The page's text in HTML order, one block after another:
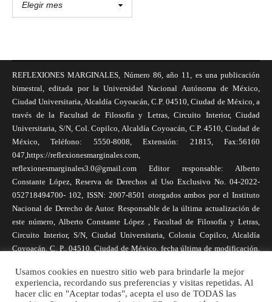
REFLEXIONES MARGINALES, Número 86, año 11, es una publicación
bimestral, editada por la Universidad Nacional Autónoma de México,
Ciudad Universitaria, Alcaldía Coyoacán, C.P. 04510, Ciudad de México, a
través de la Facultad de Filosofía y Letras, Circuito Interior, Ciudad
Universitaria, S/N, Col. Copilco, Alcaldía Coyoacán, C.P. 4510, Ciudad de
México, Teléfono: 5550-8008, Extensión: 21815, Fax:56160
047,https://reflexionesmarginales.com,
reflexionesmarginales3.0@gmail.com Editor responsable: Alberto
Constante López, Reserva de Derechos al Uso Exclusivo No. 04-2022-
052718494700- 102, ISSN: 2007-8501 otorgados ambos por el Instituto
Nacional de Derecho de Autor. Responsable de la última actualización de
este número, Alberto Constante López , Facultad de Filosofía y Letras,
Circuito Interior, S/N, Ciudad Universitaria, Colonia Copilco, Alcaldía
Coyoacán, C. P., 04510, Ciudad de México, fecha última de modificación,
necesariamente reflejan la postura de la revista, ni de Universidad Nacional
Autónoma de México. Los autores son responsables de los contenidos de
Usamos cookies en nuestro sitio web para brindarle la mejor
experiencia, recordando sus preferencias y visitas repetidas. Al
hacer clic en "Aceptar todas", acepta el uso de TODAS las